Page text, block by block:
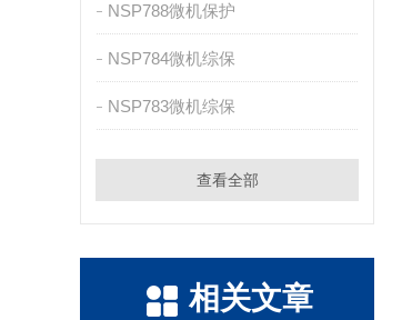
NSP788微机保护
NSP784微机综保
NSP783微机综保
查看全部
相关文章